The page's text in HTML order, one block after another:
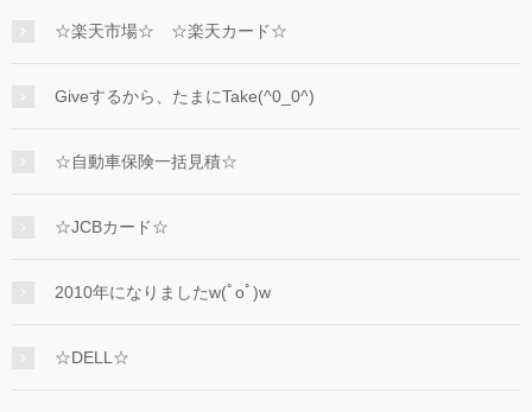
☆楽天市場☆ ☆楽天カード☆
Giveするから、たまにTake(^0_0^)
☆自動車保険一括見積☆
☆JCBカード☆
2010年になりましたw(ﾟoﾟ)w
☆DELL☆